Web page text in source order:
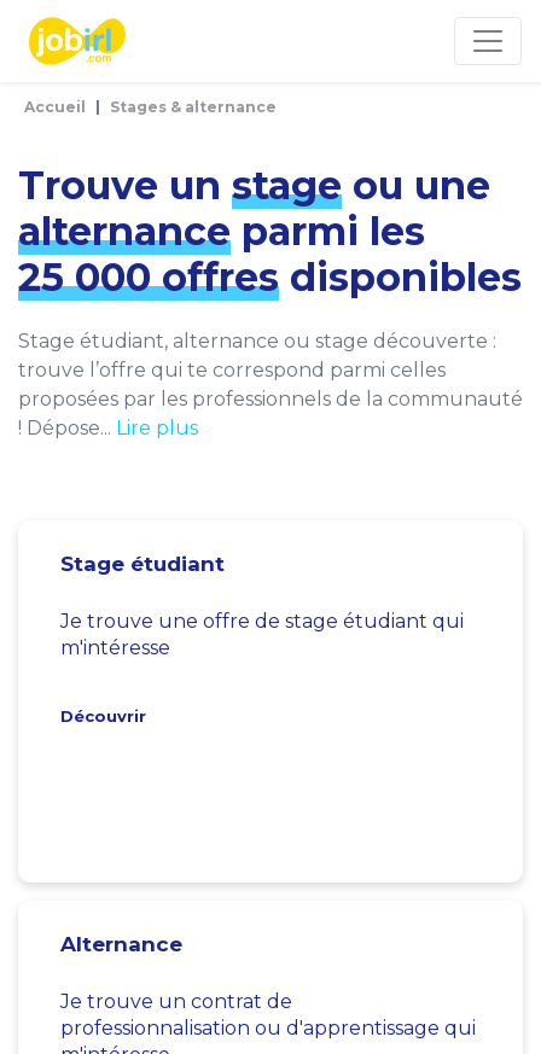
Accueil Stages & alternance
Trouve un stage ou une
alternance parmi les
25 000 offres disponibles
Stage étudiant, alternance ou stage découverte :
trouve l’offre qui te correspond parmi celles
proposées par les professionnels de la communauté
! Dépose... Lire plus
Stage étudiant
Je trouve une offre de stage étudiant qui
m'intéresse
Découvrir
Alternance
Je trouve un contrat de
professionnalisation ou d'apprentissage qui
Panneau de gestion des cookies